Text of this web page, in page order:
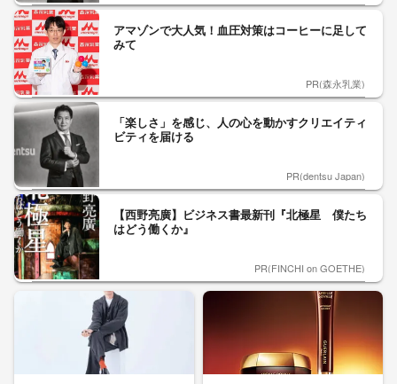
アマゾンで大人気！血圧対策はコーヒーに足して
みて
PR(森永乳業)
「楽しさ」を感じ、人の心を動かすクリエイティ
ビティを届ける
PR(dentsu Japan)
【西野亮廣】ビジネス書最新刊『北極星 僕たち
はどう働くか』
PR(FINCHI on GOETHE)